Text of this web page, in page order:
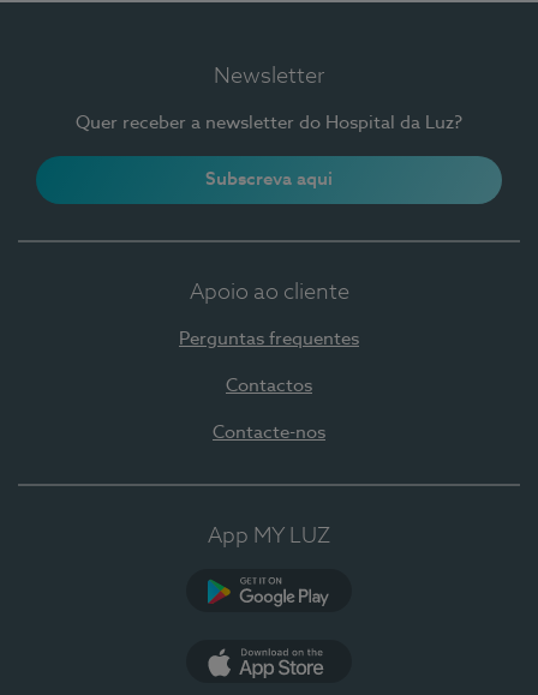
Newsletter
Quer receber a newsletter do Hospital da Luz?
Subscreva aqui
Apoio ao cliente
Perguntas frequentes
Contactos
Contacte-nos
App MY LUZ